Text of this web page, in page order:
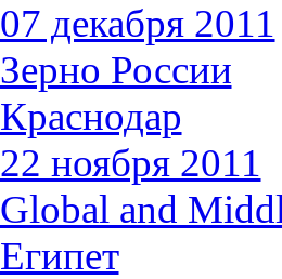
07 декабря 2011
Зерно России
Краснодар
22 ноября 2011
Global and
Египет